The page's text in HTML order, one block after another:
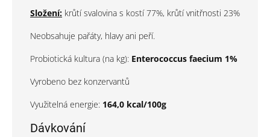
Složení: krůtí svalovina s kostí 77%, krůtí vnitřnosti 23%
Neobsahuje pařáty, hlavy ani peří.
Probiotická kultura (na kg): Enterococcus faecium 1%
Vyrobeno bez konzervantů
Využitelná energie: 164,0 kcal/100g
Dávkování